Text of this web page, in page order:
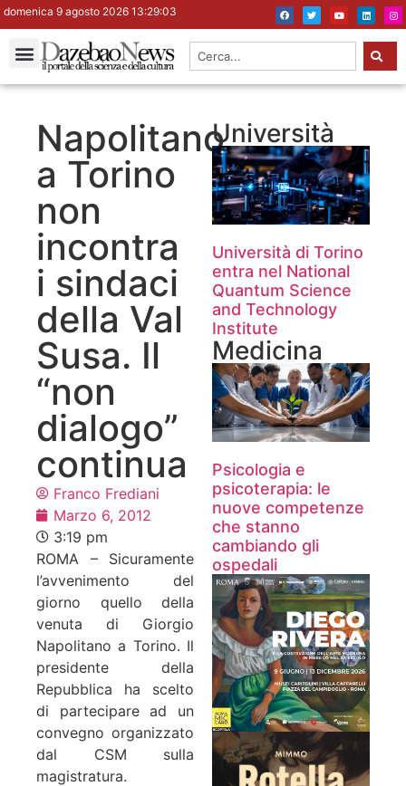
domenica 9 agosto 2026 13:29:04
Napolitano
a Torino
non
incontra
i sindaci
della Val
Susa. Il
“non
dialogo”
continua
Franco Frediani
Marzo 6, 2012
3:19 pm
ROMA – Sicuramente
l’avvenimento del
giorno quello della
venuta di Giorgio
Napolitano a Torino. Il
presidente della
Repubblica ha scelto
di partecipare ad un
convegno organizzato
dal CSM sulla
magistratura.
Università
Università di Torino
entra nel National
Quantum Science
and Technology
Institute
Medicina
Psicologia e
psicoterapia: le
nuove competenze
che stanno
cambiando gli
ospedali